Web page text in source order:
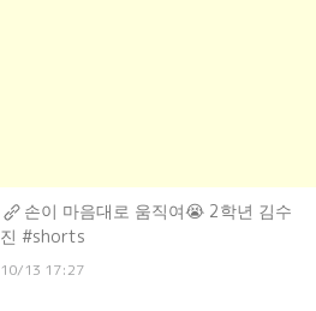
손이 마음대로 움직여😭 2학년 김수
진 #shorts
10/13 17:27